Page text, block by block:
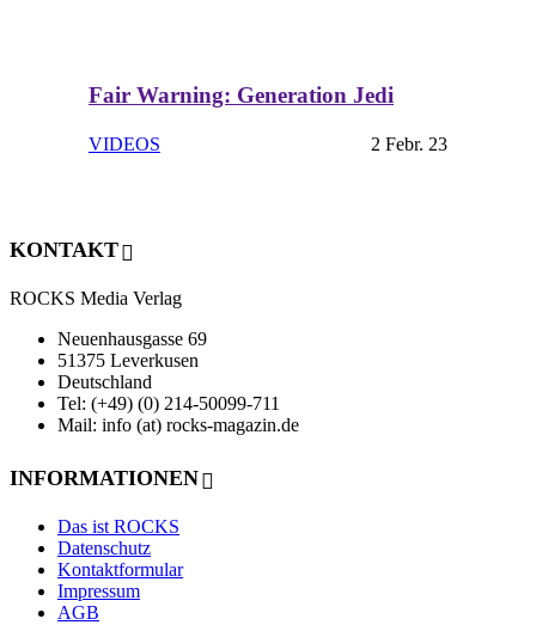
Fair Warning: Generation Jedi
VIDEOS 2 Febr. 23
KONTAKT
ROCKS Media Verlag
Neuenhausgasse 69
51375 Leverkusen
Deutschland
Tel: (+49) (0) 214-50099-711
Mail: info (at) rocks-magazin.de
INFORMATIONEN
Das ist ROCKS
Datenschutz
Kontaktformular
Impressum
AGB